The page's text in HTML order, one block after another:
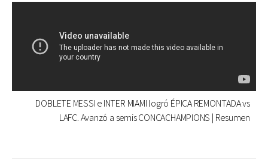
DOBLETE MESSI e INTER MIAMI logró ÉPICA REMONTADA vs
LAFC. Avanzó a semis CONCACHAMPIONS | Resumen